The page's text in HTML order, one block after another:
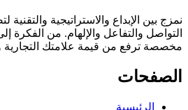
نمزج بين الإبداع والاستراتيجية
التواصل والتفاعل والإلهام. من الفكرة
مخصصة ترفع من قيمة علامتك التجارية
الصفحات
الرئيسية